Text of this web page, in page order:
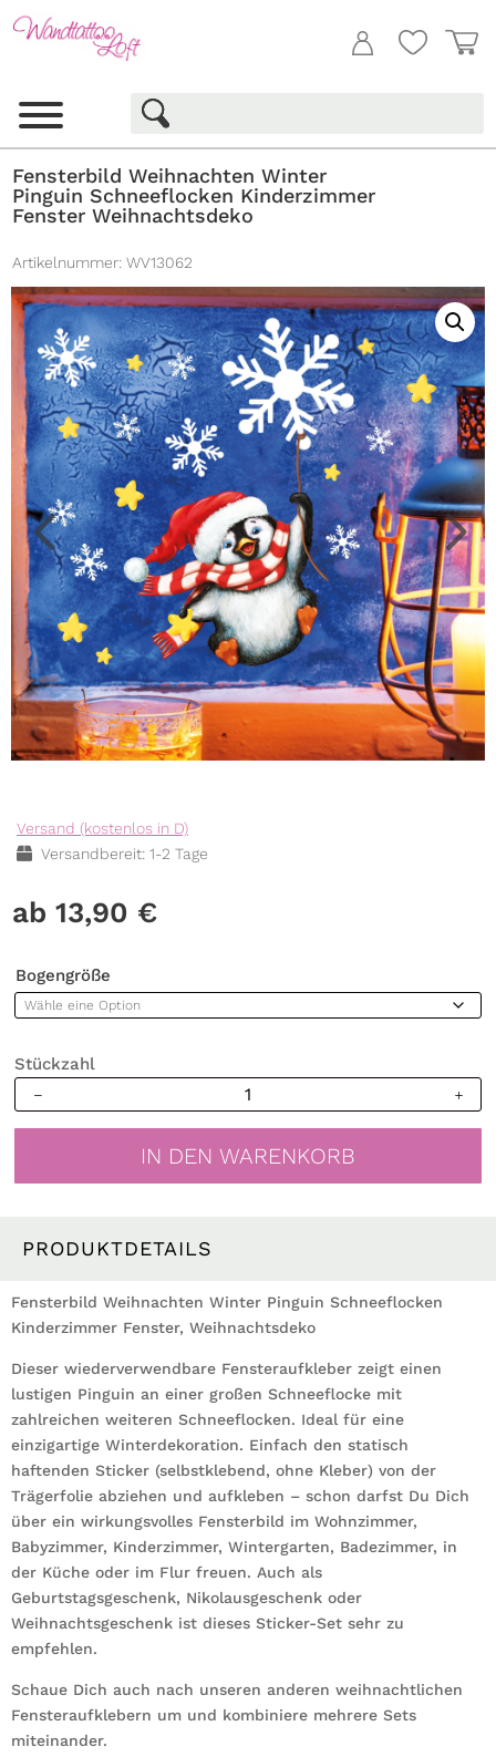
Fensterbild Weihnachten Winter
Pinguin Schneeflocken Kinderzimmer
Fenster Weihnachtsdeko
Artikelnummer: WV13062
Versand (kostenlos in D)
Versandbereit: 1-2 Tage
13,90 €
Bogengröße
Stückzahl
Weihnachten
Fenster
Menge
IN DEN WARENKORB
PRODUKTDETAILS
Fensterbild Weihnachten Winter Pinguin Schneeflocken
Kinderzimmer Fenster, Weihnachtsdeko
Dieser wiederverwendbare Fensteraufkleber zeigt einen
lustigen Pinguin an einer großen Schneeflocke mit
zahlreichen weiteren Schneeflocken. Ideal für eine
einzigartige Winterdekoration. Einfach den statisch
haftenden Sticker (selbstklebend, ohne Kleber) von der
Trägerfolie abziehen und aufkleben – schon darfst Du Dich
über ein wirkungsvolles Fensterbild im Wohnzimmer,
Babyzimmer, Kinderzimmer, Wintergarten, Badezimmer, in
der Küche oder im Flur freuen. Auch als
Geburtstagsgeschenk, Nikolausgeschenk oder
Weihnachtsgeschenk ist dieses Sticker-Set sehr zu
empfehlen.
Schaue Dich auch nach unseren anderen weihnachtlichen
Fensteraufklebern um und kombiniere mehrere Sets
miteinander.